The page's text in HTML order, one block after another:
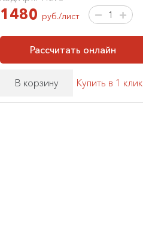
1480 руб./лист
Рассчитать онлайн
В корзину Купить в 1 клик